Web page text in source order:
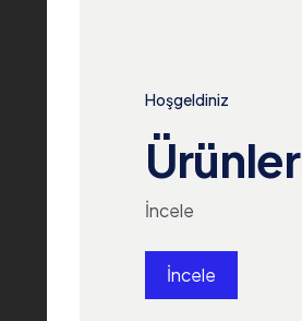
Hoşgeldiniz
İncele
İncele